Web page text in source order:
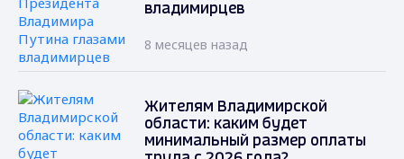
владимирцев
8 месяцев назад
Жителям Владимирской
области: каким будет
минимальный размер оплаты